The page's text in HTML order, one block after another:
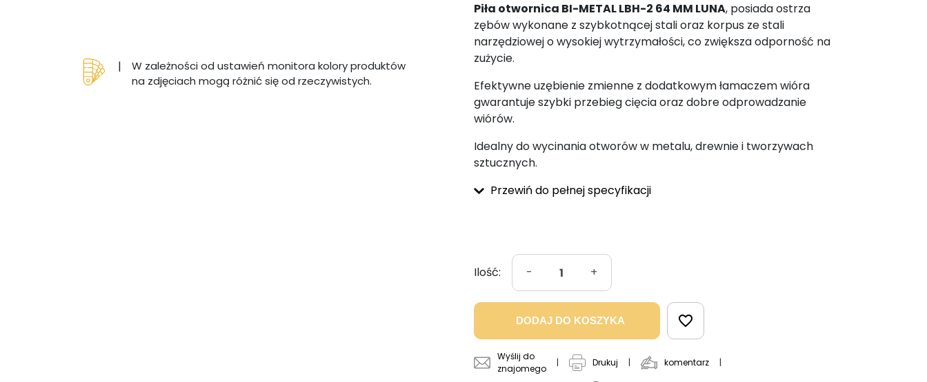
|
W zależności od ustawień monitora kolory produktów
na zdjęciach mogą różnić się od rzeczywistych.
Piła otwornica BI-METAL LBH-2 64 MM LUNA, posiada ostrza
zębów wykonane z szybkotnącej stali oraz korpus ze stali
narzędziowej o wysokiej wytrzymałości, co zwiększa odporność na
zużycie.
Efektywne uzębienie zmienne z dodatkowym łamaczem wióra
gwarantuje szybki przebieg cięcia oraz dobre odprowadzanie
wiórów.
Idealny do wycinania otworów w metalu, drewnie i tworzywach
sztucznych.
Przewiń do pełnej specyfikacji
Ilość: - +
DODAJ DO KOSZYKA favorite_border
Wyślij do
znajomego
| Drukuj | komentarz |